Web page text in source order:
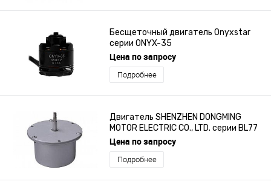
Бесщеточный двигатель Onyxstar
серии ONYX-35
Цена по запросу
Подробнее
Двигатель SHENZHEN DONGMING
MOTOR ELECTRIC CO., LTD. серии BL77
Цена по запросу
Подробнее